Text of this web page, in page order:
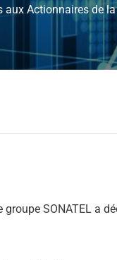
aux Actionnaires de
SONATEL a